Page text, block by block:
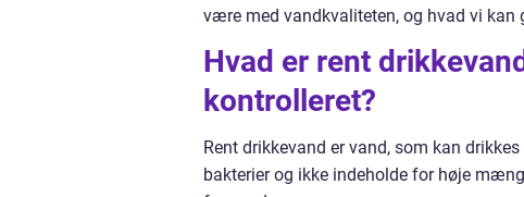
være med vandkvaliteten, og hvad vi kan
Hvad er rent
kontrolleret?
Rent drikkevand er vand, som kan
bakterier og ikke indeholde for høje